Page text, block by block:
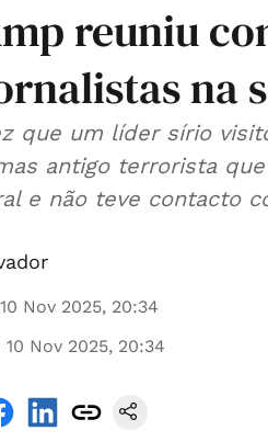
reuniu
na
que um líder sírio
antigo terrorista
e não teve contacto
10 Nov 2025, 20:34
10 Nov 2025, 20:34